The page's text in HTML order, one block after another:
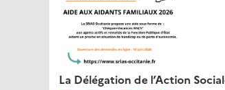
La Délégation de l’Action